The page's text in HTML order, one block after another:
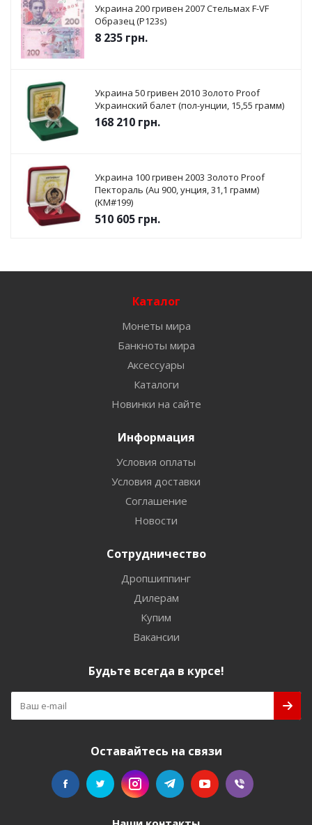
Украина 200 гривен 2007 Стельмах F-VF
Образец (P123s)
8 235 грн.
Украина 50 гривен 2010 Золото Proof
Украинский балет (пол-унции, 15,55 грамм)
168 210 грн.
Украина 100 гривен 2003 Золото Proof
Пектораль (Au 900, унция, 31,1 грамм)
(KM#199)
510 605 грн.
Каталог
Монеты мира
Банкноты мира
Аксессуары
Каталоги
Новинки на сайте
Информация
Условия оплаты
Условия доставки
Соглашение
Новости
Сотрудничество
Дропшиппинг
Дилерам
Купим
Вакансии
Будьте всегда в курсе!
Оставайтесь на связи